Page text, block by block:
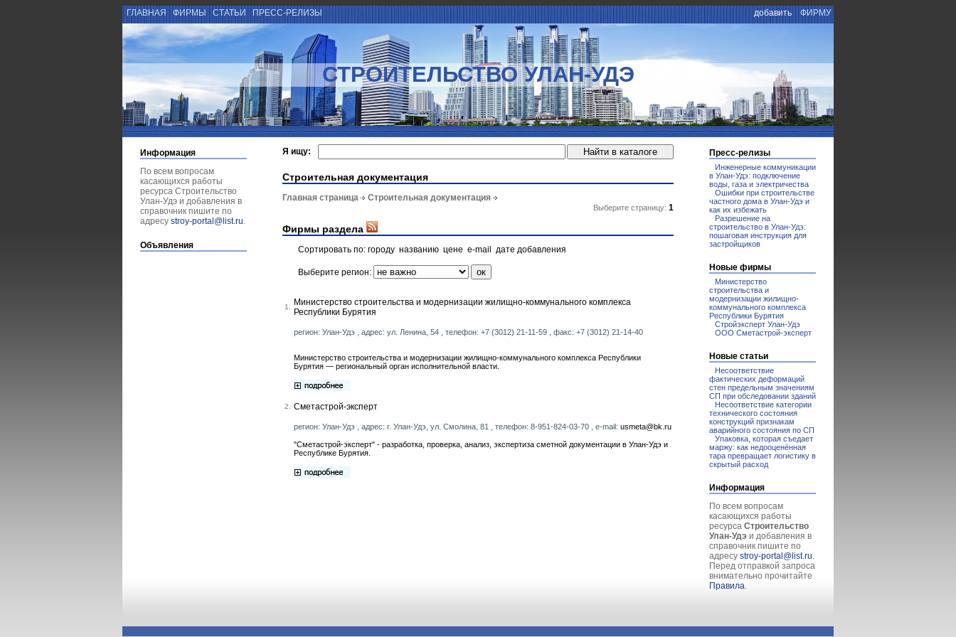
ГЛАВНАЯ ФИРМЫ СТАТЬИ ПРЕСС-РЕЛИЗЫ добавить ФИРМУ
СТРОИТЕЛЬСТВО УЛАН-УДЭ
Информация
По всем вопросам
касающихся работы
ресурса Строительство
Улан-Удэ и добавления в
справочник пишите по
адресу stroy-portal@list.ru.
Объявления
Я ищу:
Строительная документация
Главная страница Строительная документация
Выберите страницу: 1
Фирмы раздела
Сортировать по: городу названию цене e-mail дате добавления
Выберите регион:
1.
Министерство строительства и модернизации жилищно-коммунального комплекса
Республики Бурятия
регион: Улан-Удэ , адрес: ул. Ленина, 54 , телефон: +7 (3012) 21-11-59 , факс: +7 (3012) 21-14-40
Министерство строительства и модернизации жилищно-коммунального комплекса Республики
Бурятия — региональный орган исполнительной власти.
2. Сметастрой-эксперт
регион: Улан-Удэ , адрес: г. Улан-Удэ, ул. Смолина, 81 , телефон: 8-951-824-03-70 , e-mail: usmeta@bk.ru
"Сметастрой-эксперт" - разработка, проверка, анализ, экспертиза сметной документации в Улан-Удэ и
Республике Бурятия.
Пресс-релизы
Инженерные коммуникации
в Улан-Удэ: подключение
воды, газа и электричества
Ошибки при строительстве
частного дома в Улан-Удэ и
как их избежать
Разрешение на
строительство в Улан-Удэ:
пошаговая инструкция для
застройщиков
Новые фирмы
Министерство
строительства и
модернизации жилищно-
коммунального комплекса
Республики Бурятия
Стройэксперт Улан-Удэ
ООО Сметастрой-эксперт
Новые статьи
Несоответствие
фактических деформаций
стен предельным значениям
СП при обследовании зданий
Несоответствие категории
технического состояния
конструкций признакам
аварийного состояния по СП
Упаковка, которая съедает
маржу: как недооценённая
тара превращает логистику в
скрытый расход
Информация
По всем вопросам
касающихся работы
ресурса Строительство
Улан-Удэ и добавления в
справочник пишите по
адресу stroy-portal@list.ru.
Перед отправкой запроса
внимательно прочитайте
Правила.